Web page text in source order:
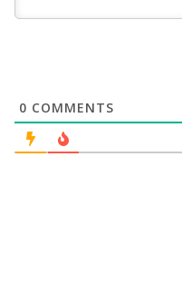
0 COMMENTS